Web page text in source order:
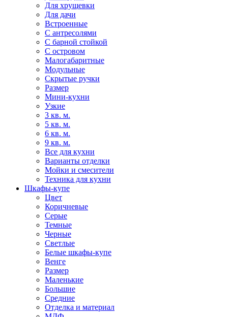
Для хрущевки
Для дачи
Встроенные
С антресолями
С барной стойкой
С островом
Малогабаритные
Модульные
Скрытые ручки
Размер
Мини-кухни
Узкие
3 кв. м.
5 кв. м.
6 кв. м.
9 кв. м.
Все для кухни
Варианты отделки
Мойки и смесители
Техника для кухни
Шкафы-купе
Цвет
Коричневые
Серые
Темные
Черные
Светлые
Белые шкафы-купе
Венге
Размер
Маленькие
Большие
Средние
Отделка и материал